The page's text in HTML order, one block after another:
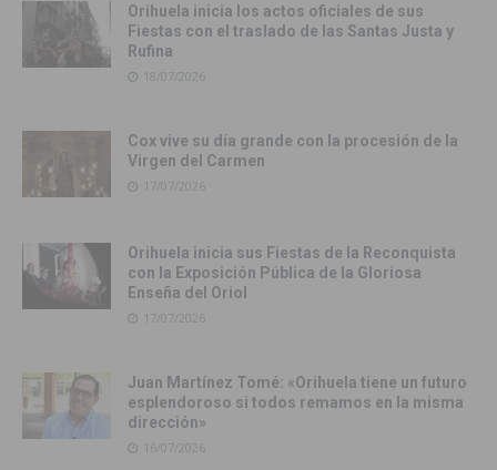
Orihuela inicia los actos oficiales de sus
Fiestas con el traslado de las Santas Justa y
Rufina
18/07/2026
Cox vive su día grande con la procesión de la
Virgen del Carmen
17/07/2026
Orihuela inicia sus Fiestas de la Reconquista
con la Exposición Pública de la Gloriosa
Enseña del Oriol
17/07/2026
Juan Martínez Tomé: «Orihuela tiene un futuro
esplendoroso si todos remamos en la misma
dirección»
16/07/2026